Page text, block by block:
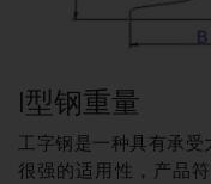
I型钢重量
工字钢是一种具有承
很强的适用性，产品